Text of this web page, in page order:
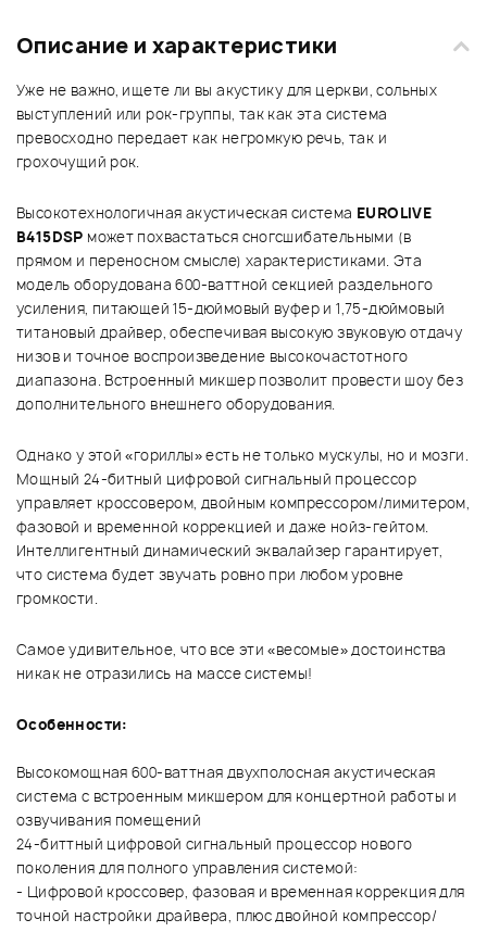
Описание и характеристики
Уже не важно, ищете ли вы акустику для церкви, сольных
выступлений или рок-группы, так как эта система
превосходно передает как негромкую речь, так и
грохочущий рок.
Высокотехнологичная акустическая система EUROLIVE
B415DSP может похвастаться сногсшибательными (в
прямом и переносном смысле) характеристиками. Эта
модель оборудована 600-ваттной секцией раздельного
усиления, питающей 15-дюймовый вуфер и 1,75-дюймовый
титановый драйвер, обеспечивая высокую звуковую отдачу
низов и точное воспроизведение высокочастотного
диапазона. Встроенный микшер позволит провести шоу без
дополнительного внешнего оборудования.
Однако у этой «гориллы» есть не только мускулы, но и мозги.
Мощный 24-битный цифровой сигнальный процессор
управляет кроссовером, двойным компрессором/лимитером,
фазовой и временной коррекцией и даже нойз-гейтом.
Интеллигентный динамический эквалайзер гарантирует,
что система будет звучать ровно при любом уровне
громкости.
Самое удивительное, что все эти «весомые» достоинства
никак не отразились на массе системы!
Особенности:
Высокомощная 600-ваттная двухполосная акустическая
система с встроенным микшером для концертной работы и
озвучивания помещений
24-биттный цифровой сигнальный процессор нового
поколения для полного управления системой:
- Цифровой кроссовер, фазовая и временная коррекция для
точной настройки драйвера, плюс двойной компрессор/